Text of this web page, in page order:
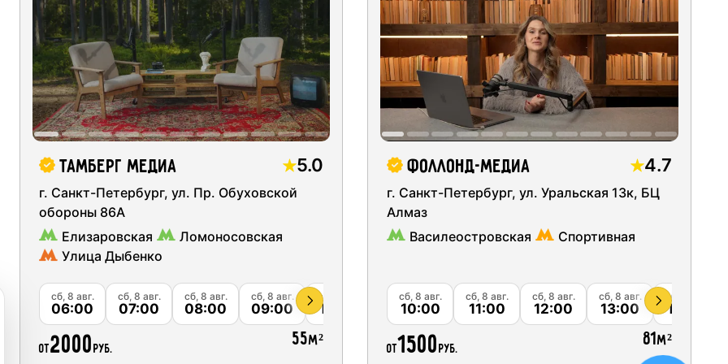
коротких видео для социальных сетей
студии
запись подкастов
оборудования
03 04 05 07 08 09
10 11 14 15
17 18 19 21 22 23
26 28
31 01 04 05 06
)
Скидка 5%
Скидка 10%
Скидка 15%
Скидка 20%
Скидка 30%
Скидка 40%
Скидка 50%
Тамберг медиа 5.0
г. Санкт-Петербург, ул. Пр. Обуховской
обороны 86А
Елизаровская
Ломоносовская
Улица Дыбенко
сб, 8 авг.
06:00
сб, 8 авг.
07:00
сб, 8 авг.
08:00
сб, 8 авг.
09:00
сб, 8 авг.
10:00
от2000руб. 55м²
Фоллонд-медиа 4.7
г. Санкт-Петербург, ул. Уральская 13к, БЦ
Алмаз
Василеостровская
Спортивная
сб, 8 авг.
10:00
сб, 8 авг.
11:00
сб, 8 авг.
12:00
сб, 8 авг.
13:00
сб, 8 авг.
14:00
от1500руб. 81м²